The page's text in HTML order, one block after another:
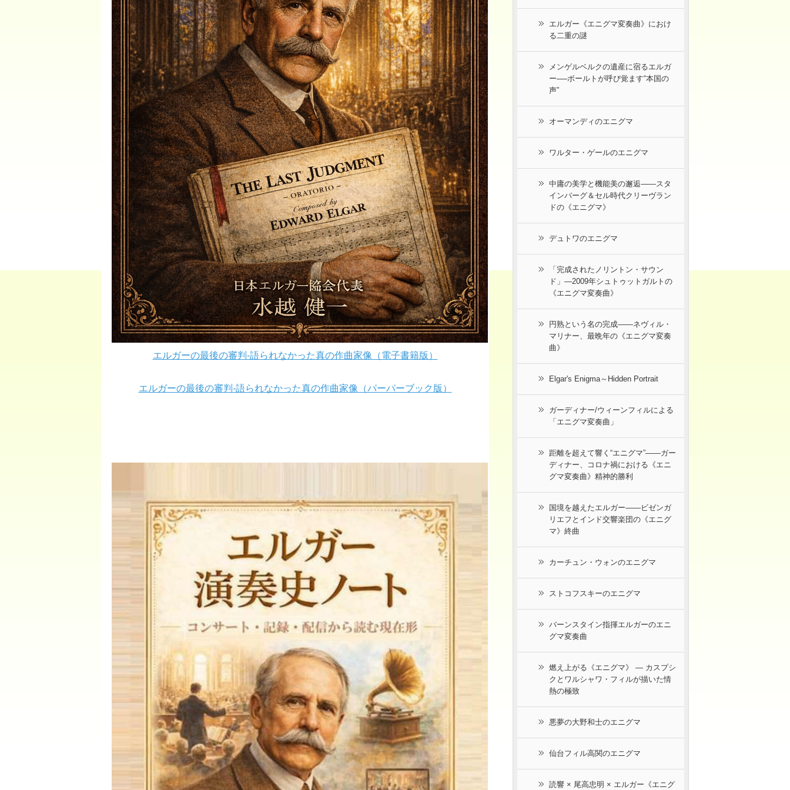
エルガーの最後の審判-語られなかった真の作曲家像（電子書籍版）
エルガーの最後の審判-語られなかった真の作曲家像（パーパーブック版）
エルガー《エニグマ変奏曲》におけ
る二重の謎
メンゲルベルクの遺産に宿るエルガ
ー──ボールトが呼び覚ます“本国の
声”
オーマンディのエニグマ
ワルター・ゲールのエニグマ
中庸の美学と機能美の邂逅――スタ
インバーグ＆セル時代クリーヴラン
ドの《エニグマ》
デュトワのエニグマ
「完成されたノリントン・サウン
ド」―2009年シュトゥットガルトの
《エニグマ変奏曲》
円熟という名の完成――ネヴィル・
マリナー、最晩年の《エニグマ変奏
曲》
Elgar's Enigma～Hidden Portrait
ガーディナー/ウィーンフィルによる
「エニグマ変奏曲」
距離を超えて響く“エニグマ”――ガー
ディナー、コロナ禍における《エニ
グマ変奏曲》精神的勝利
国境を越えたエルガー――ビゼンガ
リエフとインド交響楽団の《エニグ
マ》終曲
カーチュン・ウォンのエニグマ
ストコフスキーのエニグマ
バーンスタイン指揮エルガーのエニ
グマ変奏曲
燃え上がる《エニグマ》 ― カスプシ
クとワルシャワ・フィルが描いた情
熱の極致
悪夢の大野和士のエニグマ
仙台フィル高関のエニグマ
読響 × 尾高忠明 × エルガー《エニグ